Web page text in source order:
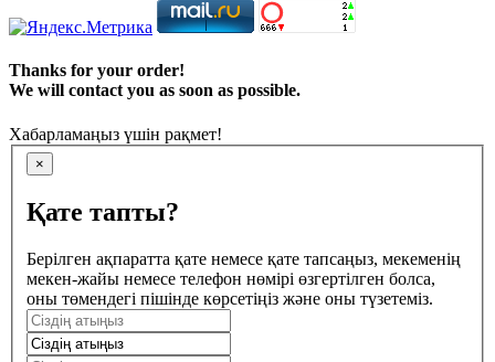
Thanks for your order!
We will contact you as soon as possible.
Хабарламаңыз үшін рақмет!
×
Қате тапты?
Берілген ақпаратта қате немесе қате тапсаңыз, мекеменің
мекен-жайы немесе телефон нөмірі өзгертілген болса,
оны төмендегі пішінде көрсетіңіз және оны түзетеміз.